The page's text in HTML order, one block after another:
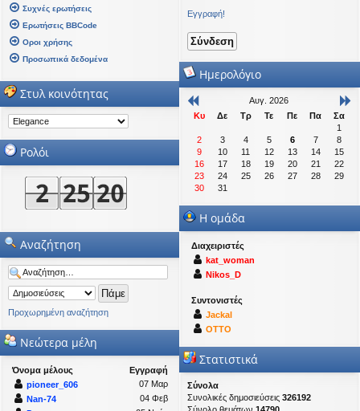
Συχνές ερωτήσεις
Ερωτήσεις BBCode
Οροι χρήσης
Προσωπικά δεδομένα
Στυλ κοινότητας
Ρολόι
Αναζήτηση
Προχωρημένη αναζήτηση
Νεώτερα μέλη
Όνομα μέλους
Εγγραφή
pioneer_606
07 Μαρ
Nan-74
04 Φεβ
Εγγραφή!
Ημερολόγιο
Αυγ. 2026
Κυ
Δε Τρ Τε Πε Πα
Σα
1
2
3 4 5 6 7
8
9
10 11 12 13 14
15
16
17 18 19 20 21
22
23
24 25 26 27 28
29
30
31
Η ομάδα
Διαχειριστές
kat_woman
Nikos_D
Συντονιστές
Jackal
OTTO
Στατιστικά
Σύνολα
Συνολικές δημοσιεύσεις326192